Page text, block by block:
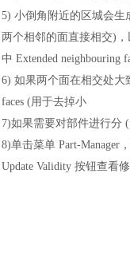
5) 小倒角附近的区城会
两个相邻的面直接相交)
中 Extended neighbouring
6) 如果两个面在相交处大
faces (用于去掉小
7)如果需要对部件进行分
8)单击菜单 Part-Manager
Update Validity 按钮查看